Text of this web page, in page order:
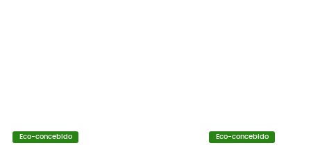
Eco-concebido Eco-concebido